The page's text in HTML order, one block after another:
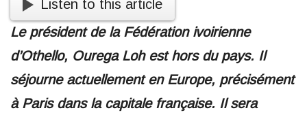
Listen to this article
Le président de la Fédération ivoirienne
d’Othello, Ourega Loh est hors du pays. Il
séjourne actuellement en Europe, précisément
à Paris dans la capitale française. Il sera